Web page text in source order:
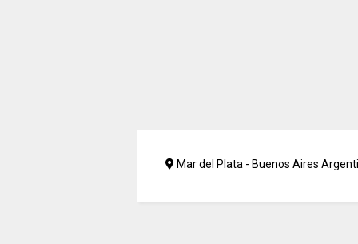
Mar del Plata - Buenos Aires